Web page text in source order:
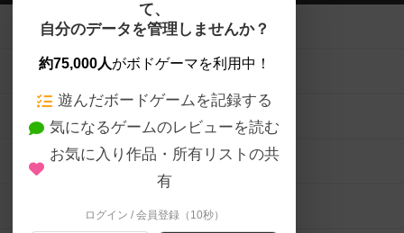
て、
自分のデータを管理しませんか？
約75,000人がボドゲーマを利用中！
遊んだボードゲームを記録する
気になるゲームのレビューを読む
お気に入り作品・所有リストの共
有
ログイン / 会員登録（10秒）
ボードゲームを検索する
ボードゲームの新着レビュー
ボードゲーム会情報
メカニクス特集
掲示板・トピックス